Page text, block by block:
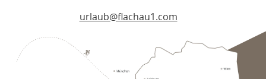
urlaub@flachau1.com